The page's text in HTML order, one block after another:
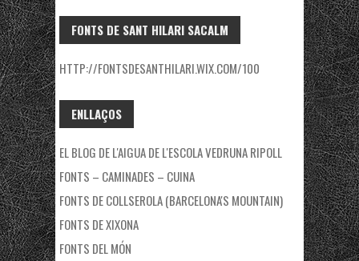
FONTS DE SANT HILARI SACALM
HTTP://FONTSDESANTHILARI.WIX.COM/100
ENLLAÇOS
EL BLOG DE L'AIGUA DE L'ESCOLA VEDRUNA RIPOLL
FONTS – CAMINADES – CUINA
FONTS DE COLLSEROLA (BARCELONA'S MOUNTAIN)
FONTS DE XIXONA
FONTS DEL MÓN